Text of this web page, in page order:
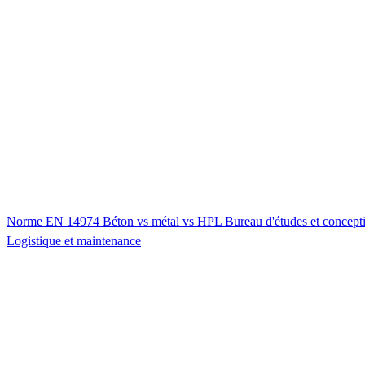
Norme EN 14974 Béton vs métal vs HPL Bureau d'études et
Logistique et maintenance